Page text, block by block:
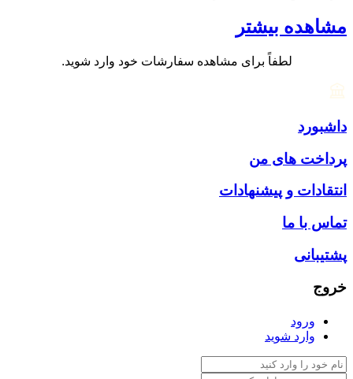
مشاهده بیشتر
لطفاً برای مشاهده سفارشات خود وارد شوید.
داشبورد
پرداخت های من
انتقادات و پیشنهادات
تماس با ما
پشتیبانی
خروج
ورود
وارد شوید